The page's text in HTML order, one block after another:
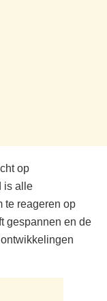
op
is alle
te reageren op
gespannen en de